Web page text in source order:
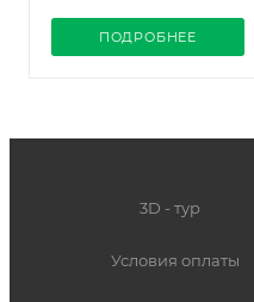
ПОДРОБНЕЕ
3D - тур
Условия оплаты